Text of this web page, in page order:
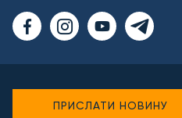
ПРИСЛАТИ НОВИНУ